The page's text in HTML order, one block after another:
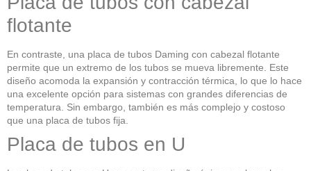
flotante
En contraste, una placa de tubos Daming con cabezal flotante
permite que un extremo de los tubos se mueva libremente. Este
diseño acomoda la expansión y contracción térmica, lo que lo hace
una excelente opción para sistemas con grandes diferencias de
temperatura. Sin embargo, también es más complejo y costoso
que una placa de tubos fija.
Placa de tubos en U